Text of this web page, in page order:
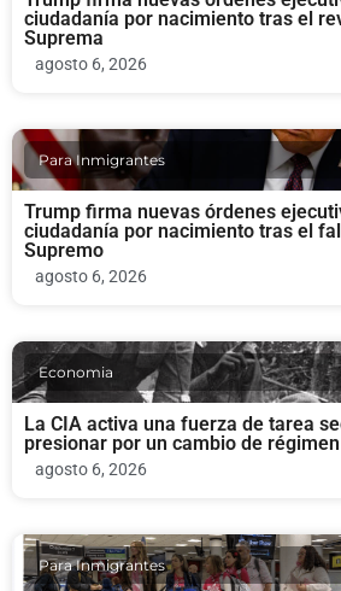
ciudadanía por nacimiento tras el
Suprema
agosto 6, 2026
Para Inmigrantes
Trump firma nuevas órdenes
ciudadanía por nacimiento tras el
Supremo
agosto 6, 2026
Economia
La CIA activa una fuerza de tarea
presionar por un cambio de
agosto 6, 2026
Para Inmigrantes